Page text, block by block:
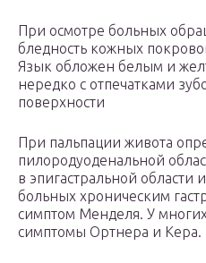
При осмотре больных
бледность кожных
Язык обложен белым и
нередко с отпечатками
поверхности
При пальпации живота
пилородуоденальной
в эпигастральной области
больных хроническим
симптом Менделя. У
симптомы Ортнера и Кера.